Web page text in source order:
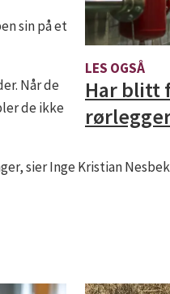
LES OGSÅ
Har blitt
sin på et
Når de
de ikke
sier Inge Kristian